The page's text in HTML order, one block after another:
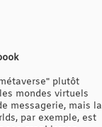
plutôt
mondes virtuels
messagerie, mais la
par exemple, est